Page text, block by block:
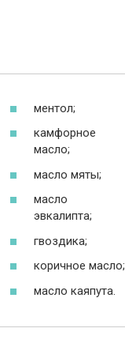
ментол;
камфорное
масло;
масло мяты;
масло
эвкалипта;
гвоздика;
коричное масло;
масло каяпута.